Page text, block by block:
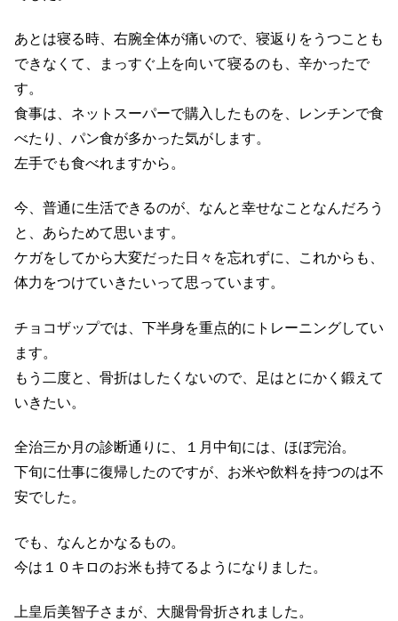
あとは寝る時、右腕全体が痛いので、寝返りをうつことも
できなくて、まっすぐ上を向いて寝るのも、辛かったで
す。
食事は、ネットスーパーで購入したものを、レンチンで食
べたり、パン食が多かった気がします。
左手でも食べれますから。
今、普通に生活できるのが、なんと幸せなことなんだろう
と、あらためて思います。
ケガをしてから大変だった日々を忘れずに、これからも、
体力をつけていきたいって思っています。
チョコザップでは、下半身を重点的にトレーニングしてい
ます。
もう二度と、骨折はしたくないので、足はとにかく鍛えて
いきたい。
全治三か月の診断通りに、１月中旬には、ほぼ完治。
下旬に仕事に復帰したのですが、お米や飲料を持つのは不
安でした。
でも、なんとかなるもの。
今は１０キロのお米も持てるようになりました。
上皇后美智子さまが、大腿骨骨折されました。